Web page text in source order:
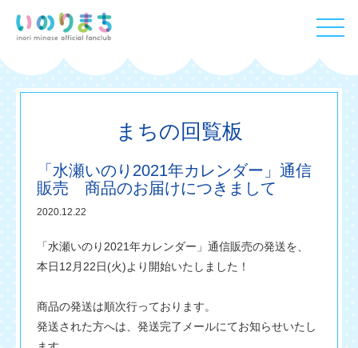
まちの回覧板
「水瀬いのり2021年カレンダー」通信
販売 商品のお届けにつきまして
2020.12.22
「水瀬いのり2021年カレンダー」通信販売の発送を、
本日12月22日(火)より開始いたしました！
商品の発送は順次行っております。
発送された方へは、発送完了メールにてお知らせいたし